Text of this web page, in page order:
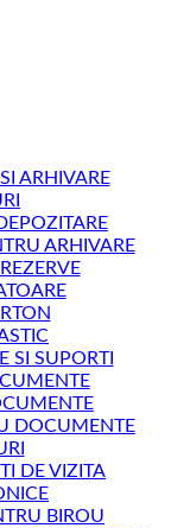
ARHIVARE
ARHIVARE
SI SUPORTI
DOCUMENTE
DE VIZITA
BIROU